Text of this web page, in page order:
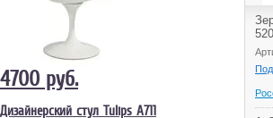
4700 руб.
Дизайнерский стул Tulips А711